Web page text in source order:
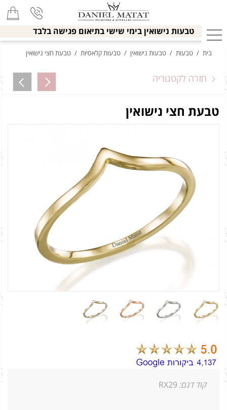
טבעות נישואין בימי שישי בתיאום פגישה בלבד
בית / טבעות / טבעות נישואין / טבעות קלאסיות / טבעת חצי נישואין
חזרה לקטגוריה
טבעת חצי נישואין
קוד דגם: RX29